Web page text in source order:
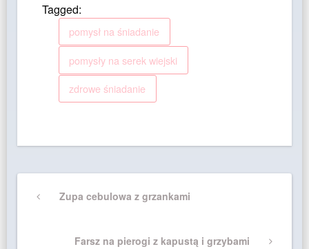
Tagged:
pomysł na śniadanie
pomysły na serek wiejski
zdrowe śniadanie
wpisuPreviousZupa cebulowa z grzankami
Next
Farsz na pierogi z kapustą i grzybami